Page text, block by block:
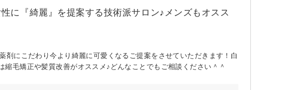
に『綺麗』を提案する技術派サロン♪メンズもオスス
にこだわり今より綺麗に可愛くなるご提案をさせていただきます！白
毛矯正や髪質改善がオススメ♪どんなことでもご相談ください＾＾